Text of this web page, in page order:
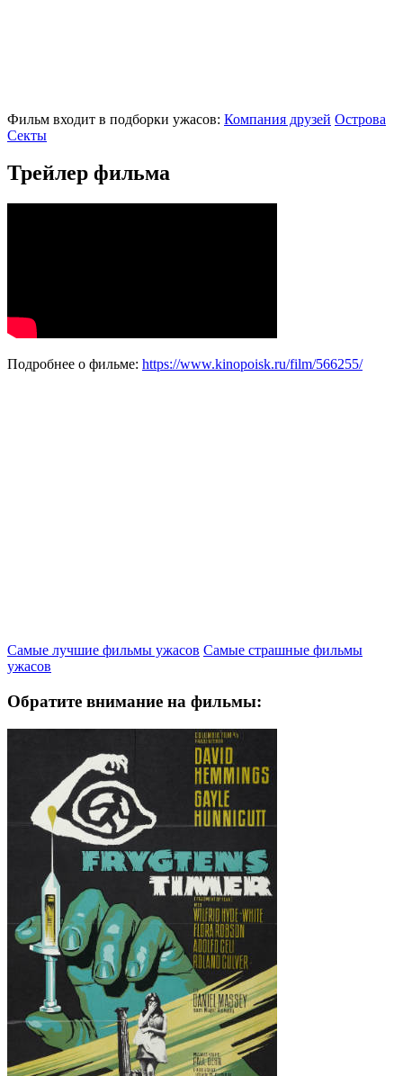
Фильм входит в подборки ужасов: Компания друзей Острова
Секты
Трейлер фильма
Подробнее о фильме: https://www.kinopoisk.ru/film/566255/
Самые лучшие фильмы ужасов Самые страшные фильмы
ужасов
Обратите внимание на фильмы: